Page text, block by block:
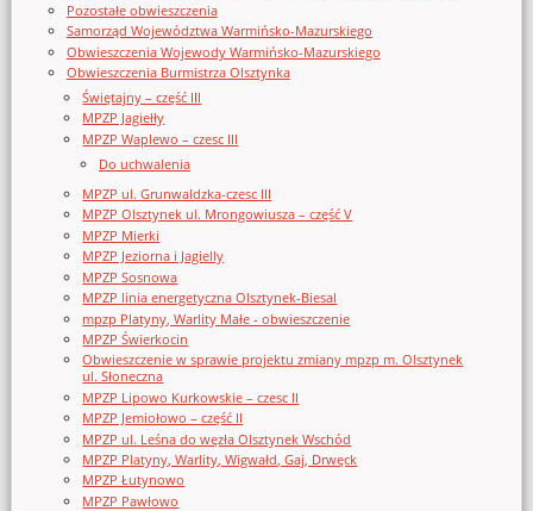
Pozostałe obwieszczenia
Samorząd Województwa Warmińsko-Mazurskiego
Obwieszczenia Wojewody Warmińsko-Mazurskiego
Obwieszczenia Burmistrza Olsztynka
Świętajny – część III
MPZP Jagiełły
MPZP Waplewo – czesc III
Do uchwalenia
MPZP ul. Grunwaldzka-czesc III
MPZP Olsztynek ul. Mrongowiusza – część V
MPZP Mierki
MPZP Jeziorna i Jagielly
MPZP Sosnowa
MPZP linia energetyczna Olsztynek-Biesal
mpzp Platyny, Warlity Małe - obwieszczenie
MPZP Świerkocin
Obwieszczenie w sprawie projektu zmiany mpzp m. Olsztynek
ul. Słoneczna
MPZP Lipowo Kurkowskie – czesc II
MPZP Jemiołowo – część II
MPZP ul. Leśna do węzła Olsztynek Wschód
MPZP Platyny, Warlity, Wigwałd, Gaj, Drwęck
MPZP Łutynowo
MPZP Pawłowo